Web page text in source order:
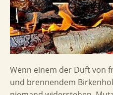
Wenn einem der Duft von
und brennendem